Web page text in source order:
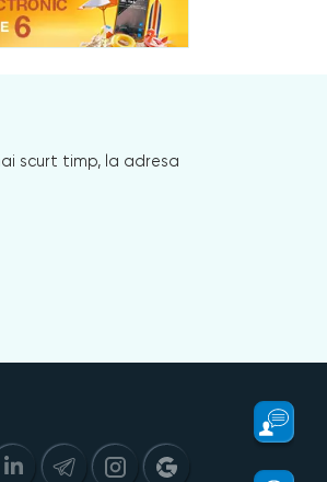
scurt timp, la adresa